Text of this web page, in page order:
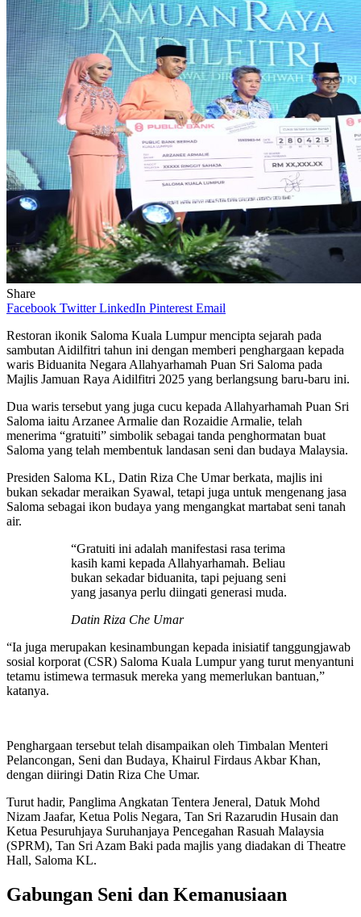
Share
Facebook Twitter LinkedIn Pinterest Email
Restoran ikonik Saloma Kuala Lumpur mencipta sejarah pada
sambutan Aidilfitri tahun ini dengan memberi penghargaan kepada
waris Biduanita Negara Allahyarhamah Puan Sri Saloma pada
Majlis Jamuan Raya Aidilfitri 2025 yang berlangsung baru-baru ini.
Dua waris tersebut yang juga cucu kepada Allahyarhamah Puan Sri
Saloma iaitu Arzanee Armalie dan Rozaidie Armalie, telah
menerima “gratuiti” simbolik sebagai tanda penghormatan buat
Saloma yang telah membentuk landasan seni dan budaya Malaysia.
Presiden Saloma KL, Datin Riza Che Umar berkata, majlis ini
bukan sekadar meraikan Syawal, tetapi juga untuk mengenang jasa
Saloma sebagai ikon budaya yang mengangkat martabat seni tanah
air.
“Gratuiti ini adalah manifestasi rasa terima
kasih kami kepada Allahyarhamah. Beliau
bukan sekadar biduanita, tapi pejuang seni
yang jasanya perlu diingati generasi muda.
Datin Riza Che Umar
“Ia juga merupakan kesinambungan kepada inisiatif tanggungjawab
sosial korporat (CSR) Saloma Kuala Lumpur yang turut menyantuni
tetamu istimewa termasuk mereka yang memerlukan bantuan,”
katanya.
Penghargaan tersebut telah disampaikan oleh Timbalan Menteri
Pelancongan, Seni dan Budaya, Khairul Firdaus Akbar Khan,
dengan diiringi Datin Riza Che Umar.
Turut hadir, Panglima Angkatan Tentera Jeneral, Datuk Mohd
Nizam Jaafar, Ketua Polis Negara, Tan Sri Razarudin Husain dan
Ketua Pesuruhjaya Suruhanjaya Pencegahan Rasuah Malaysia
(SPRM), Tan Sri Azam Baki pada majlis yang diadakan di Theatre
Hall, Saloma KL.
Gabungan Seni dan Kemanusiaan